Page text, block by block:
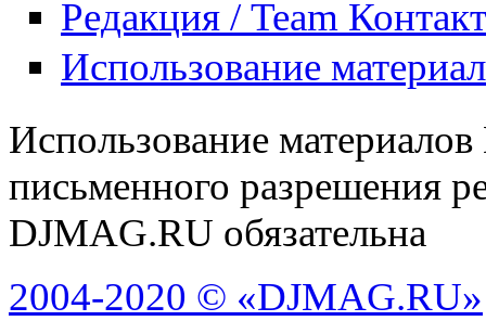
Редакция / Team
Использование
Использование
письменного разрешения
DJMAG.RU обязательна
2004-2020 © «DJMAG.RU»